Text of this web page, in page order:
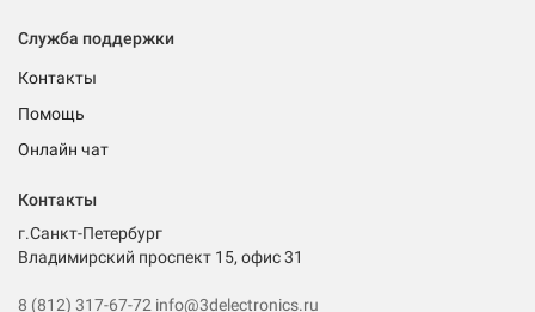
Служба поддержки
Контакты
Помощь
Онлайн чат
Контакты
г.Санкт-Петербург
Владимирский проспект 15, офис 31
8 (812) 317-67-72 info@3delectronics.ru